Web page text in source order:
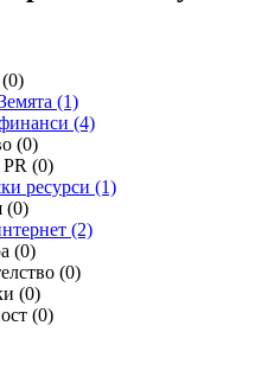
(0)
(1)
(4)
(0)
(0)
ресурси (1)
(0)
(2)
(0)
(0)
(0)
(0)